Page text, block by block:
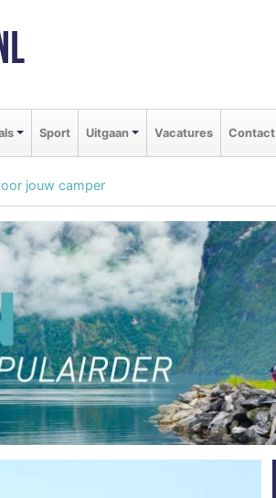
Sport Uitgaan Vacatures Contact
jouw camper